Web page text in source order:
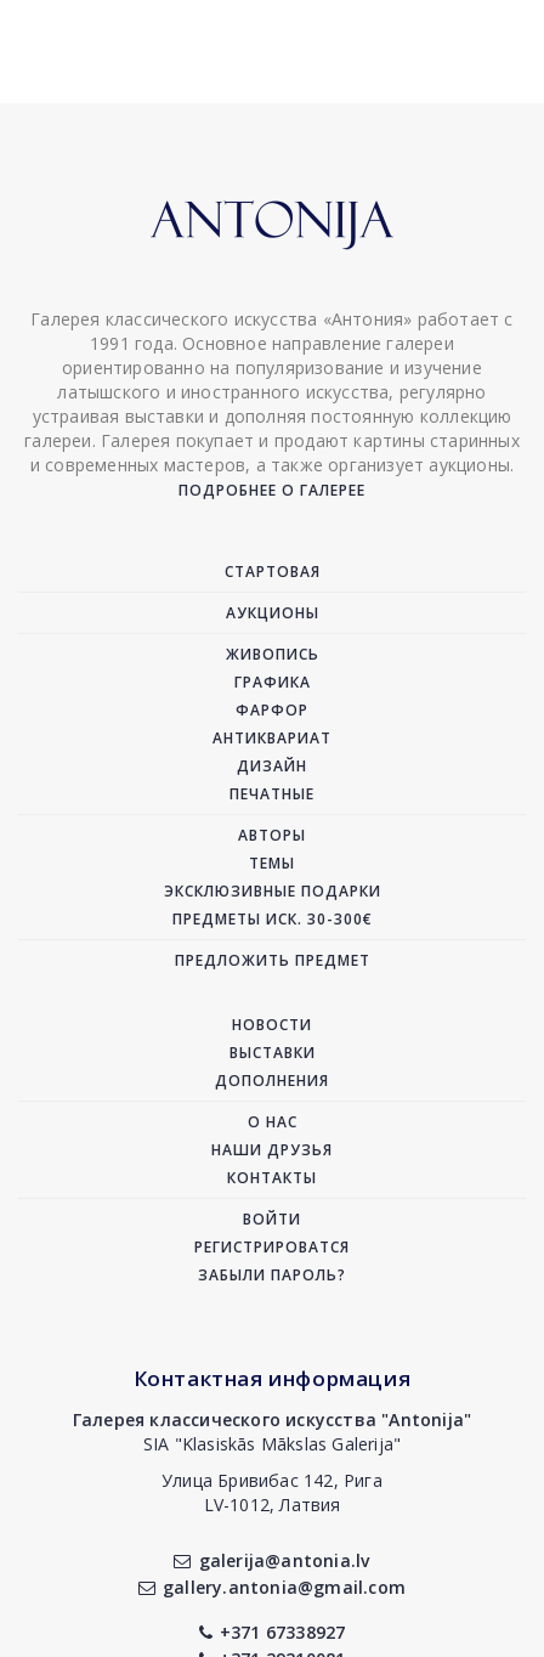
Галерея классического искусства «Антония» работает с
1991 года. Основное направление галереи
ориентированно на популяризование и изучение
латышского и иностранного искусства, регулярно
устраивая выставки и дополняя постоянную коллекцию
галереи. Галерея покупает и продают картины старинных
и современных мастеров, а также организует аукционы.
ПОДРОБНЕЕ О ГАЛЕРЕЕ
СТАРТОВАЯ
АУКЦИОНЫ
ЖИВОПИСЬ
ГРАФИКА
ФАРФОР
АНТИКВАРИАТ
ДИЗАЙН
ПЕЧАТНЫЕ
АВТОРЫ
ТЕМЫ
ЭКСКЛЮЗИВНЫЕ ПОДАРКИ
ПРЕДМЕТЫ ИСК. 30-300€
ПРЕДЛОЖИТЬ ПРЕДМЕТ
НОВОСТИ
ВЫСТАВКИ
ДОПОЛНЕНИЯ
О НАС
НАШИ ДРУЗЬЯ
КОНТАКТЫ
ВОЙТИ
РЕГИСТРИРОВАТСЯ
ЗАБЫЛИ ПАРОЛЬ?
Контактная информация
Галерея классического искусства "Antonija"
SIA "Klasiskās Mākslas Galerija"
Улица Бривибас 142, Рига
LV-1012, Латвия
galerija@antonia.lv
gallery.antonia@gmail.com
+371 67338927